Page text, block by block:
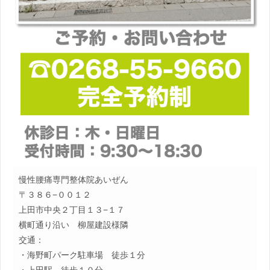
慢性腰痛専門整体院あいぜん
〒３８６−００１２
上田市中央２丁目１３−１７
横町通り沿い 柳屋建設様隣
交通：
・海野町パーク駐車場 徒歩１分